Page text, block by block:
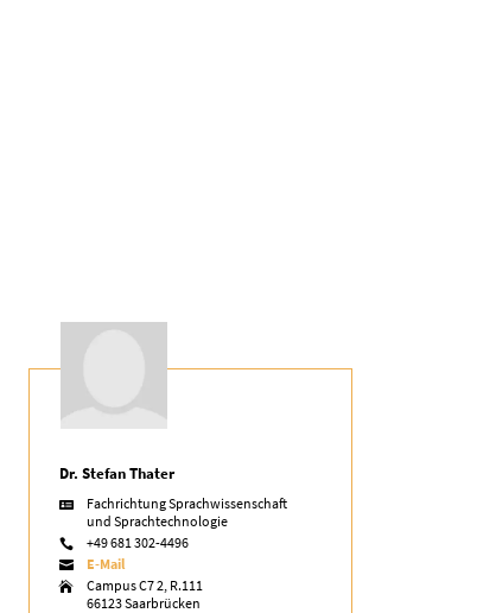
Dr. Stefan Thater

Fachrichtung Sprachwissenschaft
und Sprachtechnologie
 +49 681 302-4496
 E-Mail

Campus C7 2, R.111
66123 Saarbrücken